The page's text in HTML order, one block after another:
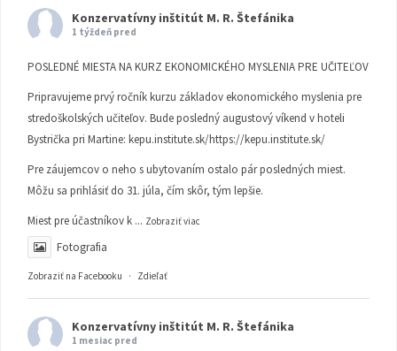
Konzervatívny inštitút M. R. Štefánika
1 týždeň pred
POSLEDNÉ MIESTA NA KURZ EKONOMICKÉHO MYSLENIA PRE UČITEĽOV
Pripravujeme prvý ročník kurzu základov ekonomického myslenia pre
stredoškolských učiteľov. Bude posledný augustový víkend v hoteli
Bystrička pri Martine: kepu.institute.sk/https://kepu.institute.sk/
Pre záujemcov o neho s ubytovaním ostalo pár posledných miest.
Môžu sa prihlásiť do 31. júla, čím skôr, tým lepšie.
Miest pre účastníkov k ... Zobraziť viac
Fotografia
Zobraziť na Facebooku · Zdieľať
Konzervatívny inštitút M. R. Štefánika
1 mesiac pred